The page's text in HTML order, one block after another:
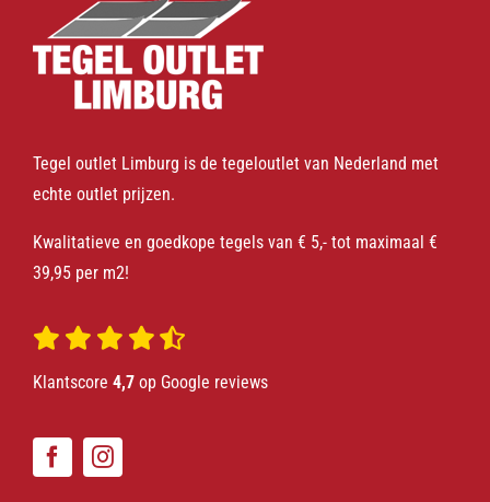
Tegel outlet Limburg is de tegeloutlet van Nederland met
echte outlet prijzen.
Kwalitatieve en goedkope tegels van € 5,- tot maximaal €
39,95 per m2!
Klantscore 4,7op Google reviews